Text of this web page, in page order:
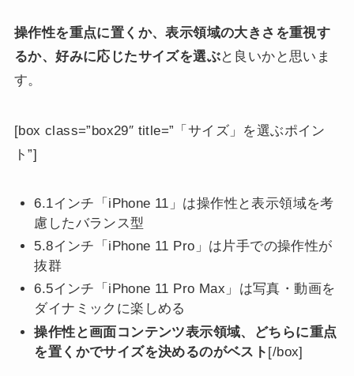
操作性を重点に置くか、表示領域の大きさを重視す
るか、好みに応じたサイズを選ぶと良いかと思いま
す。
[box class=”box29″ title=”「サイズ」を選ぶポイン
ト”]
6.1インチ「iPhone 11」は操作性と表示領域を考
慮したバランス型
5.8インチ「iPhone 11 Pro」は片手での操作性が
抜群
6.5インチ「iPhone 11 Pro Max」は写真・動画を
ダイナミックに楽しめる
操作性と画面コンテンツ表示領域、どちらに重点
を置くかでサイズを決めるのがベスト [/box]